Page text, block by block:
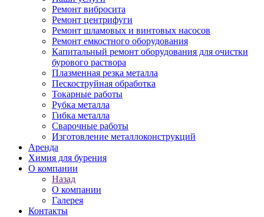
Ремонт вибросита
Ремонт центрифуги
Ремонт шламовых и винтовых насосов
Ремонт емкостного оборудования
Капитальный ремонт оборудования для очистки
бурового раствора
Плазменная резка металла
Пескоструйная обработка
Токарные работы
Рубка металла
Гибка металла
Сварочные работы
Изготовление металлоконструкций
Аренда
Химия для бурения
О компании
Назад
О компании
Галерея
Контакты